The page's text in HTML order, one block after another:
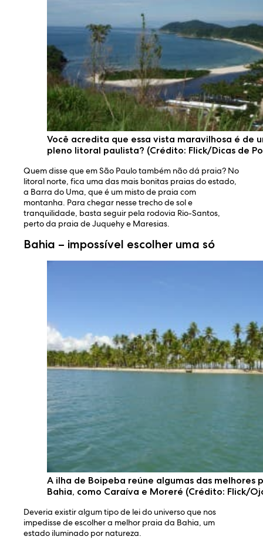
Você acredita que essa vista maravilhosa é de
pleno litoral paulista? (Crédito: Flick/Dicas de
Quem disse que em São Paulo também não dá praia? No
litoral norte, fica uma das mais bonitas praias do estado,
a Barra do Uma, que é um misto de praia com
montanha. Para chegar nesse trecho de sol e
tranquilidade, basta seguir pela rodovia Rio-Santos,
perto da praia de Juquehy e Maresias.
Bahia – impossível escolher uma só
A ilha de Boipeba reúne algumas das melhores
Bahia, como Caraíva e Moreré (Crédito: Flick/
Deveria existir algum tipo de lei do universo que nos
impedisse de escolher a melhor praia da Bahia, um
estado iluminado por natureza.